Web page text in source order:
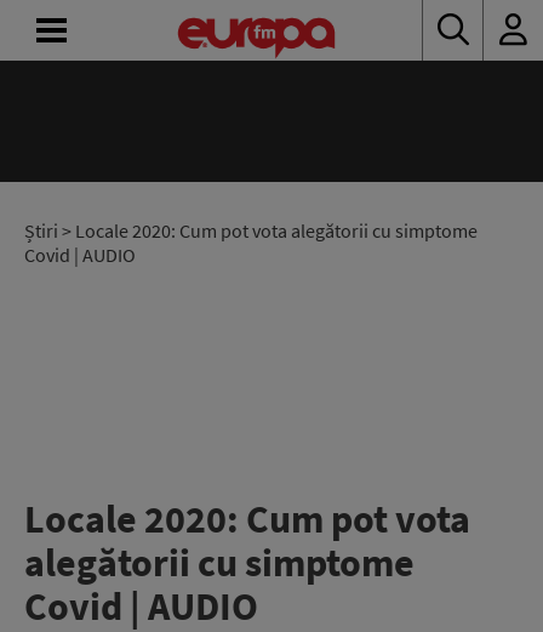
Știri > Locale 2020: Cum pot vota alegătorii cu simptome
Covid | AUDIO
Locale 2020: Cum pot vota
alegătorii cu simptome
Covid | AUDIO
RADIO